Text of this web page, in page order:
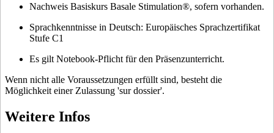
Nachweis Basiskurs Basale Stimulation®, sofern vorhanden.
Sprachkenntnisse in Deutsch: Europäisches Sprachzertifikat
Stufe C1
Es gilt Notebook-Pflicht für den Präsenzunterricht.
Wenn nicht alle Voraussetzungen erfüllt sind, besteht die
Möglichkeit einer Zulassung 'sur dossier'.
Weitere Infos